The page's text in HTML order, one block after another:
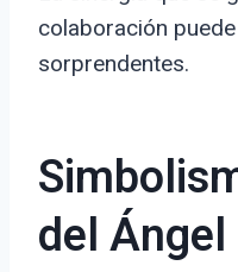
colaboración
sorprendentes.
del